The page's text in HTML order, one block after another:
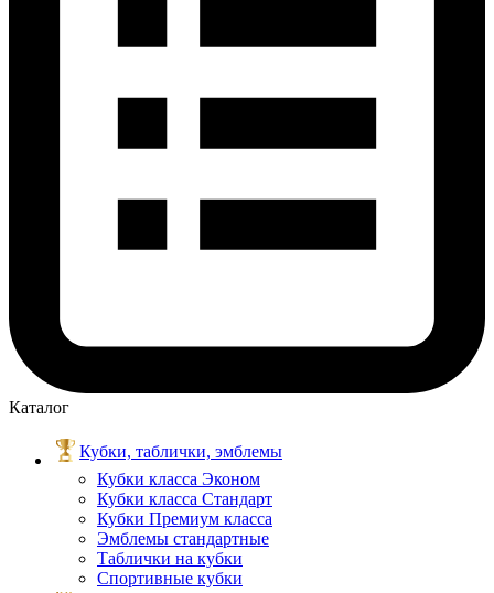
Каталог
Кубки, таблички, эмблемы
Кубки класса Эконом
Кубки класса Стандарт
Кубки Премиум класса
Эмблемы стандартные
Таблички на кубки
Спортивные кубки